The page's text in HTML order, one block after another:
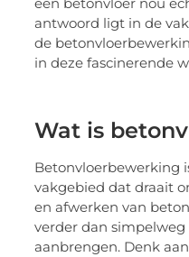
antwoord ligt in de
de
in deze fascinerende
Wat is
Betonvloerbewerking
vakgebied dat draait
en afwerken van
verder dan simpelweg
aanbrengen. Denk